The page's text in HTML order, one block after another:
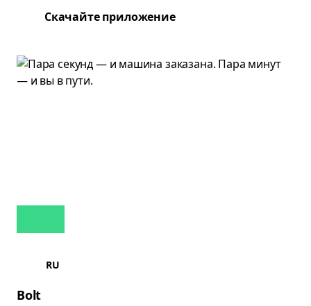
Скачайте приложение
RU
Bolt